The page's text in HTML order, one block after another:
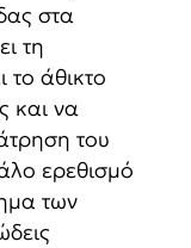
στα
τη
το άθικτο
και να
του
ερεθισμό
των